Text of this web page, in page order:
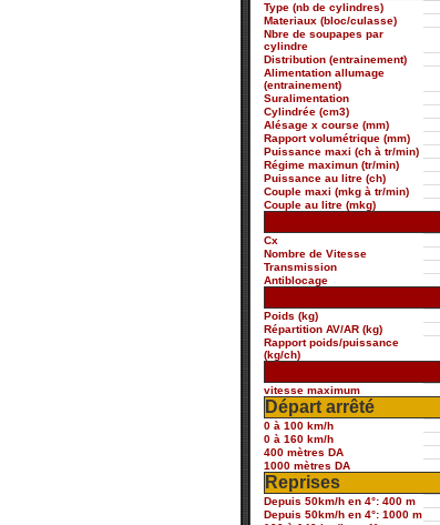
Type (nb de cylindres)
Materiaux (bloc/culasse)
Nbre de soupapes par
cylindre
Distribution (entrainement)
Alimentation allumage
(entrainement)
Suralimentation
Cylindrée (cm3)
Alésage x course (mm)
Rapport volumétrique (mm)
Puissance maxi (ch à tr/min)
Régime maximun (tr/min)
Puissance au litre (ch)
Couple maxi (mkg à tr/min)
Couple au litre (mkg)
Cx
Nombre de Vitesse
Transmission
Antiblocage
Poids (kg)
Répartition AV/AR (kg)
Rapport poids/puissance
(kg/ch)
vitesse maximum
Départ arrêté
0 à 100 km/h
0 à 160 km/h
400 mètres DA
1000 mètres DA
Reprises
Depuis 50km/h en 4°: 400 m
Depuis 50km/h en 4°: 1000 m